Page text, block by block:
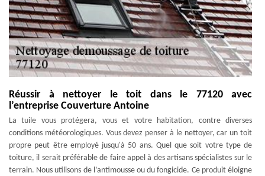
Réussir à nettoyer le toit dans le 77120 avec
l’entreprise Couverture Antoine
La tuile vous protégera, vous et votre habitation, contre diverses
conditions météorologiques. Vous devez penser à le nettoyer, car un toit
propre peut être employé jusqu'à 50 ans. Quel que soit votre type de
toiture, il serait préférable de faire appel à des artisans spécialistes sur le
terrain. Nous utilisons de l’antimousse ou du fongicide. Ce produit éloigne